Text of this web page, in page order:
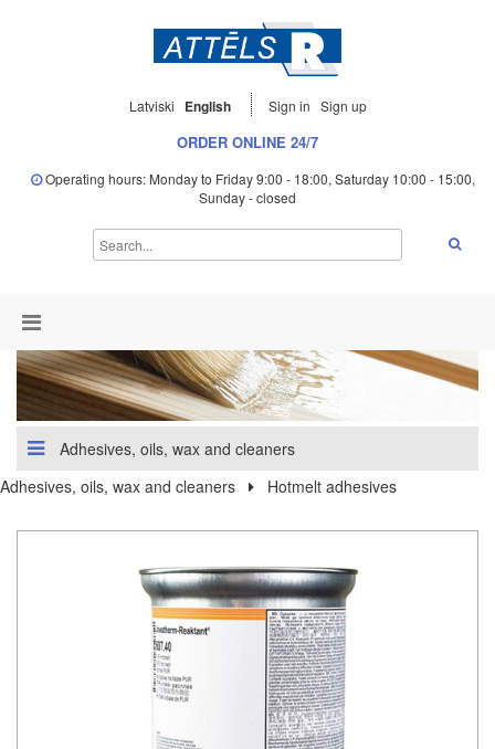
Latviski English Sign in Sign up
ORDER ONLINE 24/7
Operating hours: Monday to Friday 9:00 - 18:00, Saturday 10:00 - 15:00,
Sunday - closed
Adhesives, oils, wax and cleaners
Adhesives, oils, wax and cleaners
Hotmelt adhesives